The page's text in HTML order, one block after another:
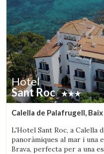
Hotel
Sant Roc
Calella de Palafrugell,
L'Hotel Sant Roc, a Calella
panoràmiques al mar i una
Brava, perfecta per a una